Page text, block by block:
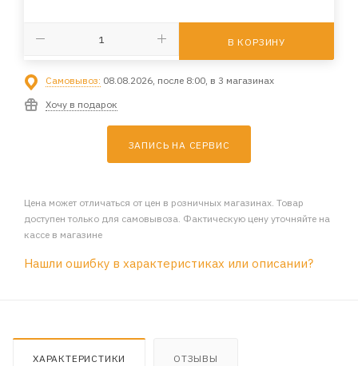
В КОРЗИНУ
Самовывоз: 08.08.2026, после 8:00, в 3 магазинах
Хочу в подарок
ЗАПИСЬ НА СЕРВИС
Цена может отличаться от цен в розничных магазинах. Товар
доступен только для самовывоза. Фактическую цену уточняйте на
кассе в магазине
Нашли ошибку в характеристиках или описании?
ХАРАКТЕРИСТИКИ ОТЗЫВЫ